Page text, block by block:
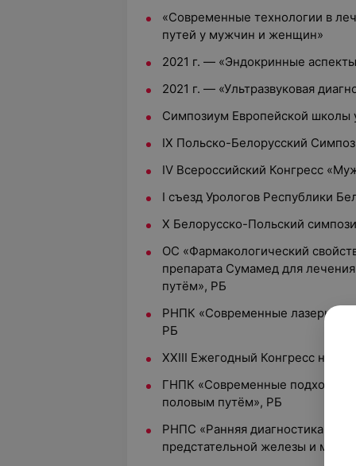
«Современные технологии в
путей у мужчин и женщин»
2021 г. — «Эндокринные
2021 г. — «Ультразвуковая
Симпозиум Европейской школы
IX Польско-Белорусский
IV Всероссийский Конгресс
I съезд Урологов Республики
X Белорусско-Польский
ОС «Фармакологический
препарата Сумамед для
путём», РБ
РНПК «Современные лазерные
РБ
XXIII Ежегодный Конгресс
ГНПК «Современные подходы к
половым путём», РБ
РНПС «Ранняя диагностика и
предстательной железы и